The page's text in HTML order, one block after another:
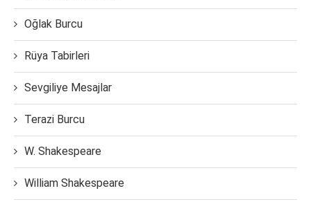
Oğlak Burcu
Rüya Tabirleri
Sevgiliye Mesajlar
Terazi Burcu
W. Shakespeare
William Shakespeare